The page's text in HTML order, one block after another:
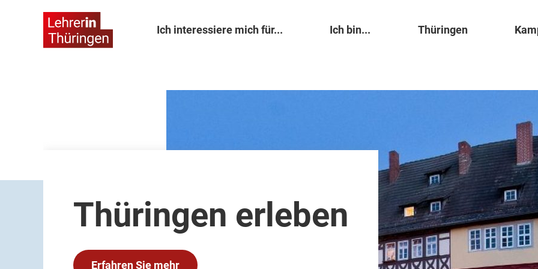
Ich interessiere mich für... Ich bin... Thüringen
Thüringen erleben
Erfahren Sie mehr